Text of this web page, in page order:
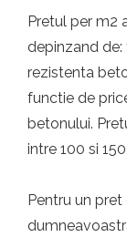
Pretul per m2
depinzand de:
rezistenta
functie de
betonului.
intre 100 si
Pentru un